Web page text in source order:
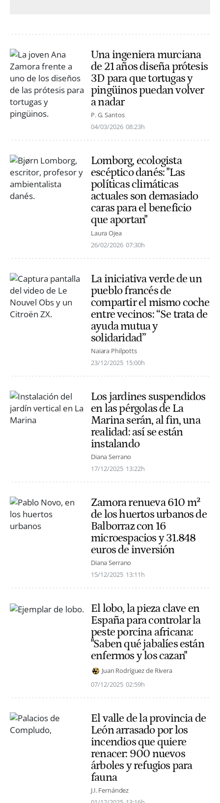
Una ingeniera murciana
de 21 años diseña prótesis
3D para que tortugas y
pingüinos puedan volver
a nadar
P. G. Santos
04/03/2026 08:23h
Lomborg, ecologista
escéptico danés: "Las
políticas climáticas
actuales son demasiado
caras para el beneficio
que aportan"
Laura Ojea
26/02/2026 07:30h
La iniciativa verde de un
pueblo francés de
compartir el mismo coche
entre vecinos: “Se trata de
ayuda mutua y
solidaridad”
Naiara Philpotts
23/12/2025 15:00h
Los jardines suspendidos
en las pérgolas de La
Marina serán, al fin, una
realidad: así se están
instalando
Diana Serrano
17/12/2025 13:22h
Zamora renueva 610 m²
de los huertos urbanos de
Balborraz con 16
microespacios y 31.848
euros de inversión
Diana Serrano
15/12/2025 13:11h
El lobo, la pieza clave en
España para controlar la
peste porcina africana:
"Saben qué jabalíes están
enfermos y los cazan"
Juan Rodríguez de Rivera
07/12/2025 02:59h
El valle de la provincia de
León arrasado por los
incendios que quiere
renacer: 900 nuevos
árboles y refugios para
fauna
J.I. Fernández